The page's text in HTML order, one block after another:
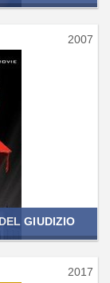
2007
GIUDIZIO
2017